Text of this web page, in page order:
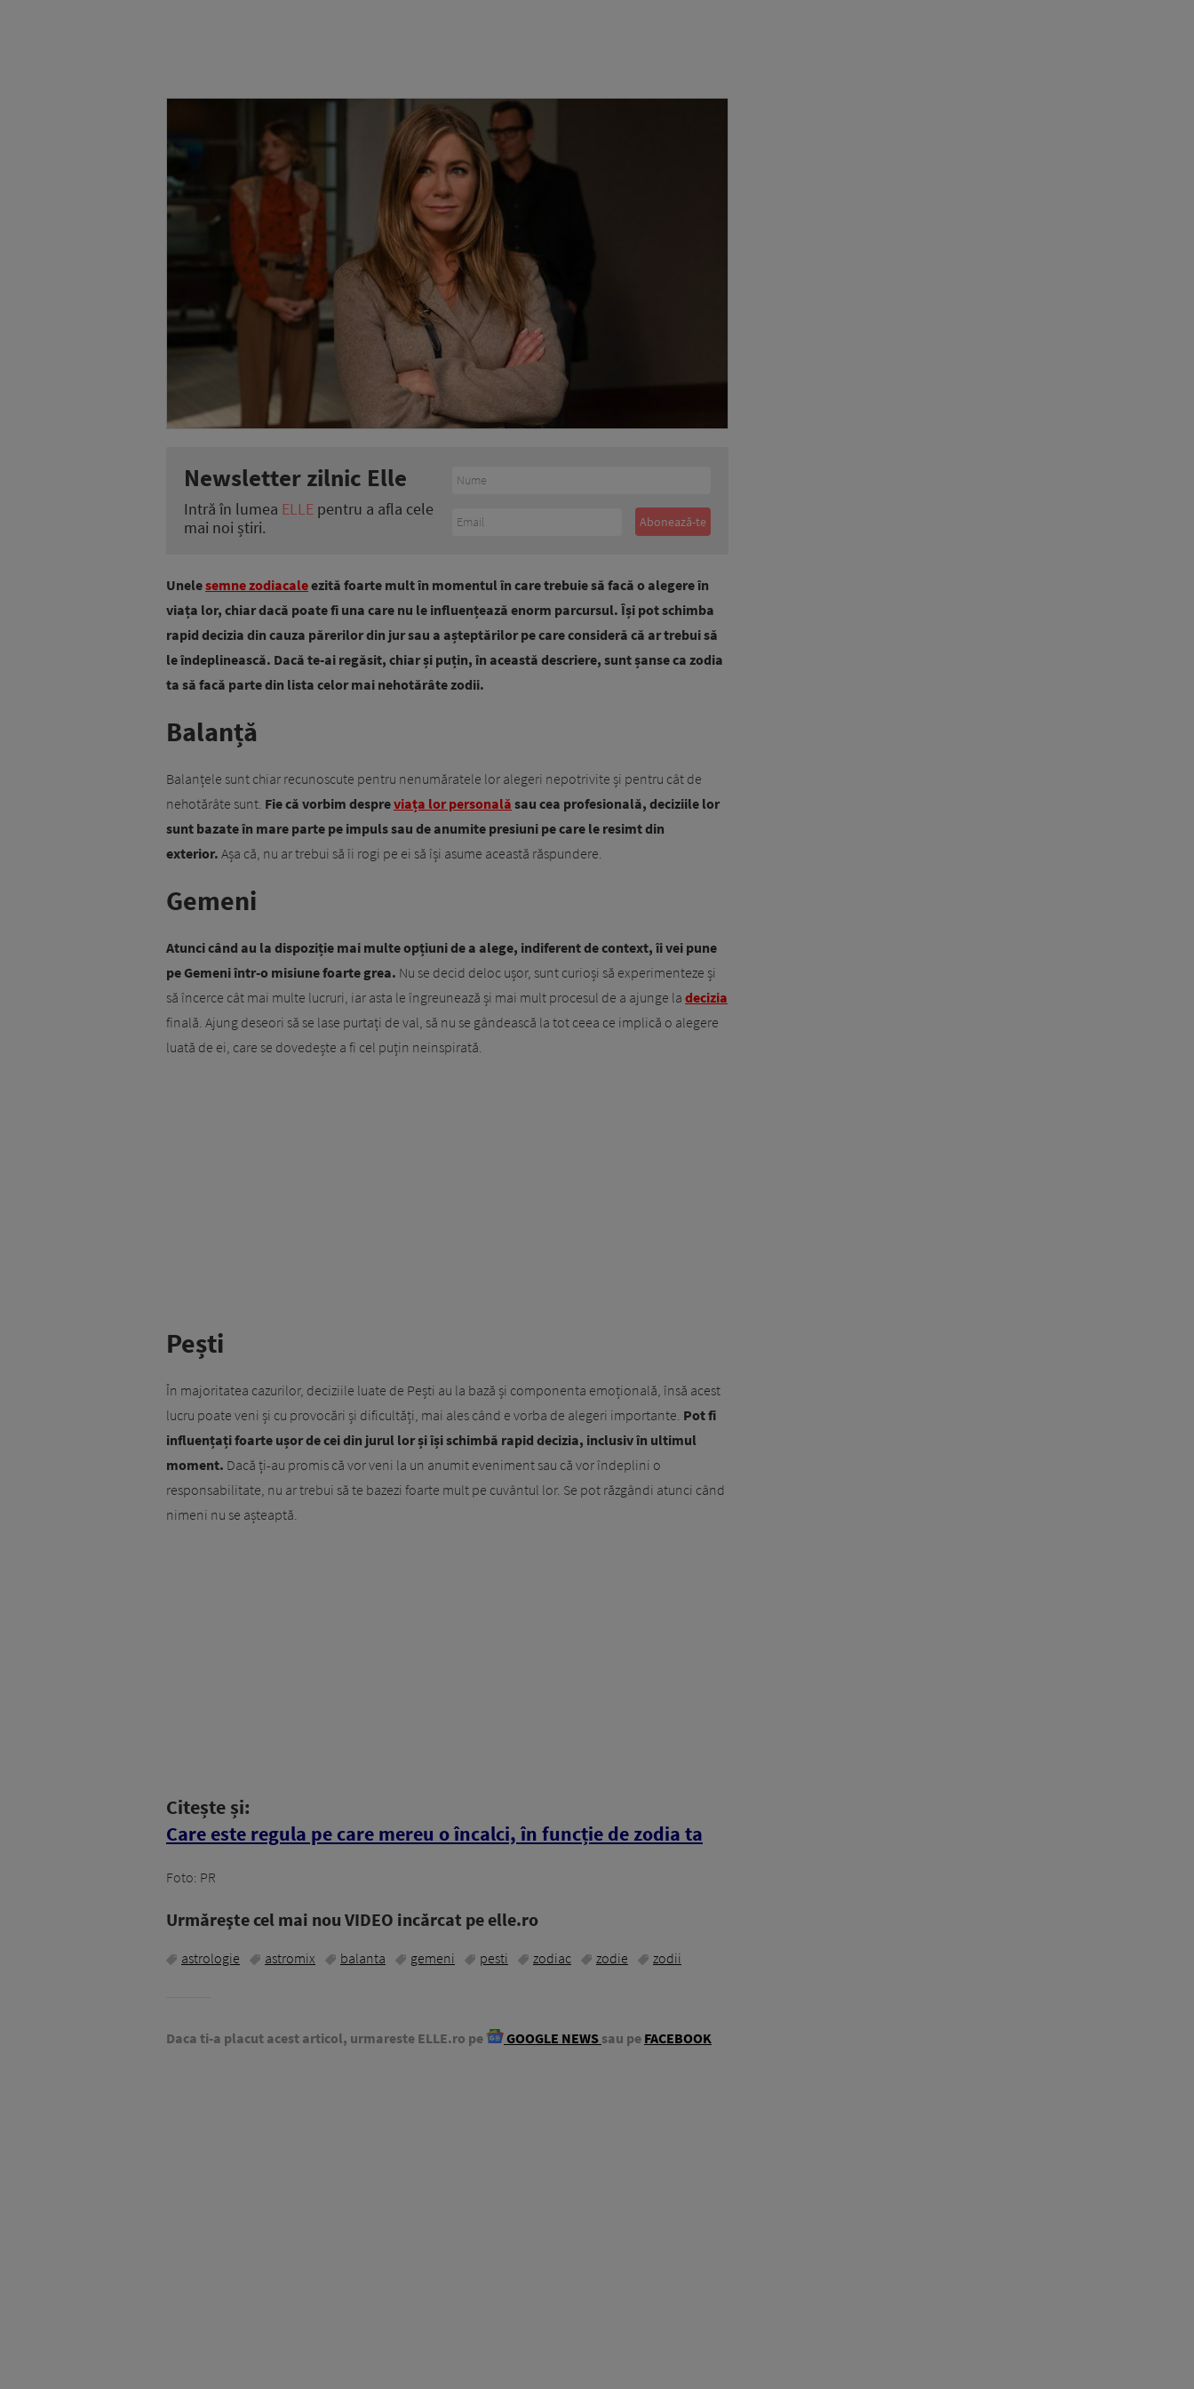
Newsletter zilnic Elle
Intră în lumea ELLE pentru a afla cele
mai noi știri.
Unelesemne zodiacaleezită foarte mult în momentul în care trebuie să facă o alegere în
viața lor, chiar dacă poate fi una care nu le influențează enorm parcursul. Își pot schimba
rapid decizia din cauza părerilor din jur sau a așteptărilor pe care consideră că ar trebui să
le îndeplinească. Dacă te-ai regăsit, chiar și puțin, în această descriere, sunt șanse ca zodia
ta să facă parte din lista celor mai nehotărâte zodii.
Balanță
Balanțele sunt chiar recunoscute pentru nenumăratele lor alegeri nepotrivite și pentru cât de
nehotărâte sunt. Fie că vorbim despreviața lor personală sau cea profesională, deciziile lor
sunt bazate în mare parte pe impuls sau de anumite presiuni pe care le resimt din
exterior. Așa că, nu ar trebui să îi rogi pe ei să își asume această răspundere.
Gemeni
Atunci când au la dispoziție mai multe opțiuni de a alege, indiferent de context, îi vei pune
pe Gemeni într-o misiune foarte grea. Nu se decid deloc ușor, sunt curioși să experimenteze și
să încerce cât mai multe lucruri, iar asta le îngreunează și mai mult procesul de a ajunge la decizia
finală. Ajung deseori să se lase purtați de val, să nu se gândească la tot ceea ce implică o alegere
luată de ei, care se dovedește a fi cel puțin neinspirată.
Pești
În majoritatea cazurilor, deciziile luate de Pești au la bază și componenta emoțională, însă acest
lucru poate veni și cu provocări și dificultăți, mai ales când e vorba de alegeri importante. Pot fi
influențați foarte ușor de cei din jurul lor și își schimbă rapid decizia, inclusiv în ultimul
moment. Dacă ți-au promis că vor veni la un anumit eveniment sau că vor îndeplini o
responsabilitate, nu ar trebui să te bazezi foarte mult pe cuvântul lor. Se pot răzgândi atunci când
nimeni nu se așteaptă.
Citește și:
Care este regula pe care mereu o încalci, în funcție de zodia ta
Foto: PR
Urmăreşte cel mai nou VIDEO incărcat pe elle.ro
astrologie astromix balanta gemeni pesti zodiac zodie zodii
Daca ti-a placut acest articol, urmareste ELLE.ro pe GOOGLE NEWS sau pe FACEBOOK